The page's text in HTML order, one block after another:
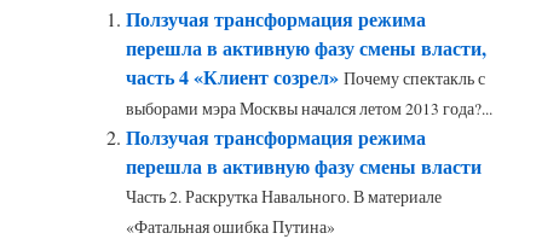
Ползучая трансформация режима
перешла в активную фазу смены власти,
часть 4 «Клиент созрел» Почему спектакль с
выборами мэра Москвы начался летом 2013 года?...
Ползучая трансформация режима
перешла в активную фазу смены власти
Часть 2. Раскрутка Навального. В материале
«Фатальная ошибка Путина»